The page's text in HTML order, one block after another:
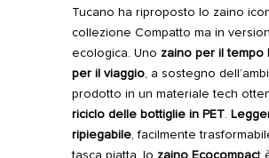
Tucano ha riproposto lo zaino
collezione Compatto ma in
ecologica. Uno zaino per il tempo
per il viaggio, a sostegno
prodotto in un materiale tech
riciclo delle bottiglie in PET.
ripiegabile, facilmente
tasca piatta, lo zaino Ecocompact